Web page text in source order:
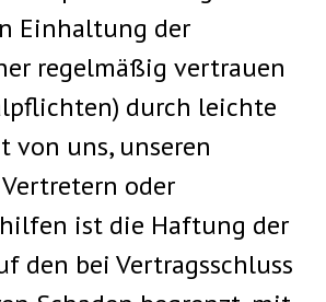
Einhaltung der
regelmäßig vertrauen
durch leichte
von uns, unseren
oder
ist die Haftung der
den bei Vertragsschluss